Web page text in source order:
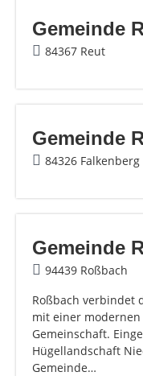
Gemeinde
84367 Reut
Gemeinde
84326 Falkenberg
Gemeinde
94439 Roßbach
Roßbach verbindet
mit einer
Gemeinschaft.
Hügellandschaft
Gemeinde…